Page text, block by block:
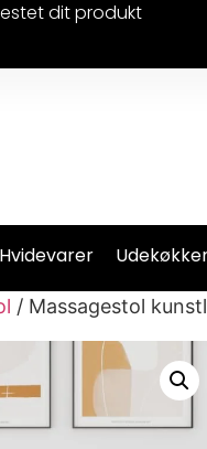
dit produkt
/ Massagestol